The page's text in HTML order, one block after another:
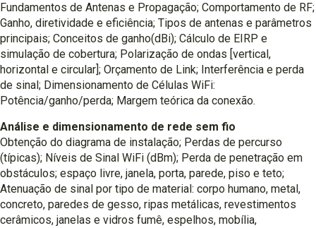
Fundamentos de Antenas e Propagação; Comportamento de RF;
Ganho, diretividade e eficiência; Tipos de antenas e parâmetros
principais; Conceitos de ganho(dBi); Cálculo de EIRP e
simulação de cobertura; Polarização de ondas [vertical,
horizontal e circular]; Orçamento de Link; Interferência e perda
de sinal; Dimensionamento de Células WiFi:
Potência/ganho/perda; Margem teórica da conexão.
Análise e dimensionamento de rede sem fio
Obtenção do diagrama de instalação; Perdas de percurso
(típicas); Níveis de Sinal WiFi (dBm); Perda de penetração em
obstáculos; espaço livre, janela, porta, parede, piso e teto;
Atenuação de sinal por tipo de material: corpo humano, metal,
concreto, paredes de gesso, ripas metálicas, revestimentos
cerâmicos, janelas e vidros fumê, espelhos, mobília,